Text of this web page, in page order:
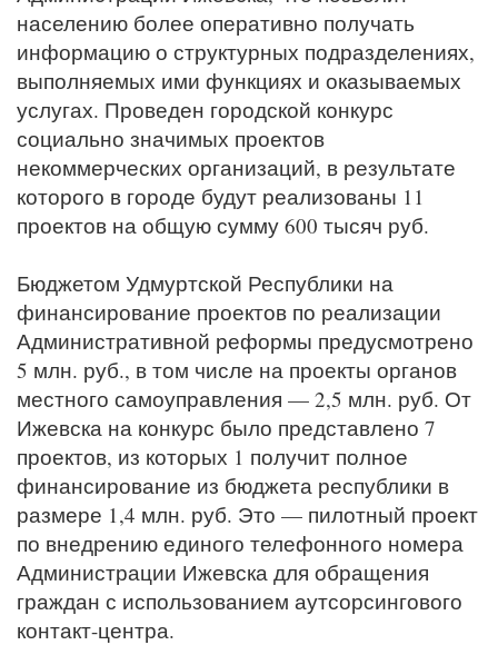
населению более оперативно получать
информацию о структурных подразделениях,
выполняемых ими функциях и оказываемых
услугах. Проведен городской конкурс
социально значимых проектов
некоммерческих организаций, в результате
которого в городе будут реализованы 11
проектов на общую сумму 600 тысяч руб.
Бюджетом Удмуртской Республики на
финансирование проектов по реализации
Административной реформы предусмотрено
5 млн. руб., в том числе на проекты органов
местного самоуправления — 2,5 млн. руб. От
Ижевска на конкурс было представлено 7
проектов, из которых 1 получит полное
финансирование из бюджета республики в
размере 1,4 млн. руб. Это — пилотный проект
по внедрению единого телефонного номера
Администрации Ижевска для обращения
граждан с использованием аутсорсингового
контакт-центра.